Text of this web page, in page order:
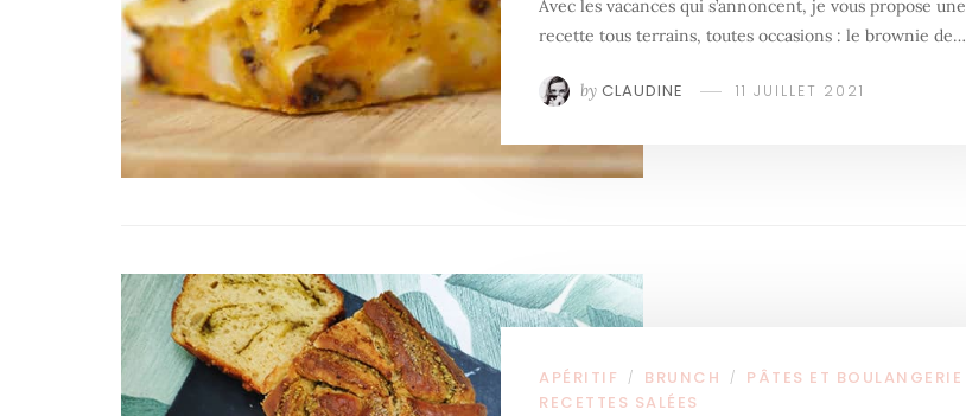
Avec les vacances qui s’annoncent, je vous propose une
recette tous terrains, toutes occasions : le brownie de…
by CLAUDINE 11 JUILLET 2021
APÉRITIF / BRUNCH / PÂTES ET BOULANGERIE
RECETTES SALÉES